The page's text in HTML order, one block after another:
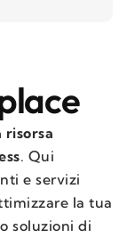
risorsa
. Qui
e servizi
la tua
soluzioni di